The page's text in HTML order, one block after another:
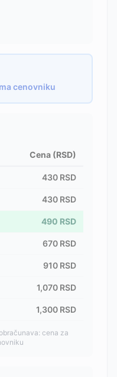
cenovniku
Cena (RSD)
430 RSD
430 RSD
490 RSD
670 RSD
910 RSD
1,070 RSD
1,300 RSD
cena za